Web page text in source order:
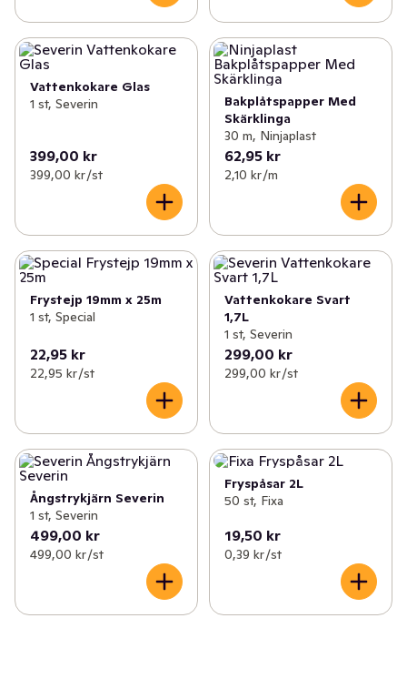
Vattenkokare Glas
1 st, Severin
399,00 kr
399,00 kr /st
Bakplåtspapper Med
Skärklinga
30 m, Ninjaplast
62,95 kr
2,10 kr /m
Frystejp 19mm x 25m
1 st, Special
22,95 kr
22,95 kr /st
Vattenkokare Svart
1,7L
1 st, Severin
299,00 kr
299,00 kr /st
Ångstrykjärn Severin
1 st, Severin
499,00 kr
499,00 kr /st
Fryspåsar 2L
50 st, Fixa
19,50 kr
0,39 kr /st